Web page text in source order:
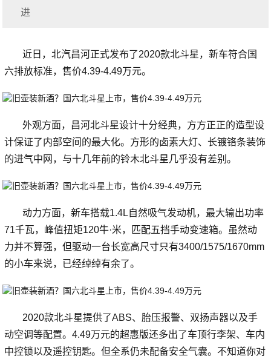
进
近日，北汽昌河正式发布了2020款北斗星，新车符合国
六排放标准，售价4.39-4.49万元。
外观方面，昌河北斗星设计十分经典，方方正正的造型设
计保证了内部空间的最大化。方形的卤素大灯、长镀铬条装饰
的进气中网，与十几年前的铃木北斗星几乎没有差别。
动力方面，新车搭载1.4L自然吸气发动机，最大输出功率
71千瓦，峰值扭矩120牛·米，匹配五挡手动变速箱。虽然动
力并不算强，但驱动一台长宽高尺寸只有3400/1575/1670mm
的小车来说，已经绰绰有余了。
2020款北斗星提供了ABS、胎压报警、双扬声器以及手
动空调等配置。4.49万元的超惠版还多出了车顶行李架、车内
中控锁以及遥控钥匙。但全系仍未配备安全气囊。不知道你对